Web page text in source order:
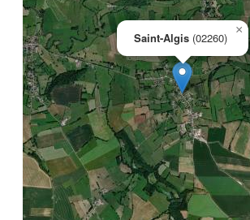
Saint-Algis (02260)
×